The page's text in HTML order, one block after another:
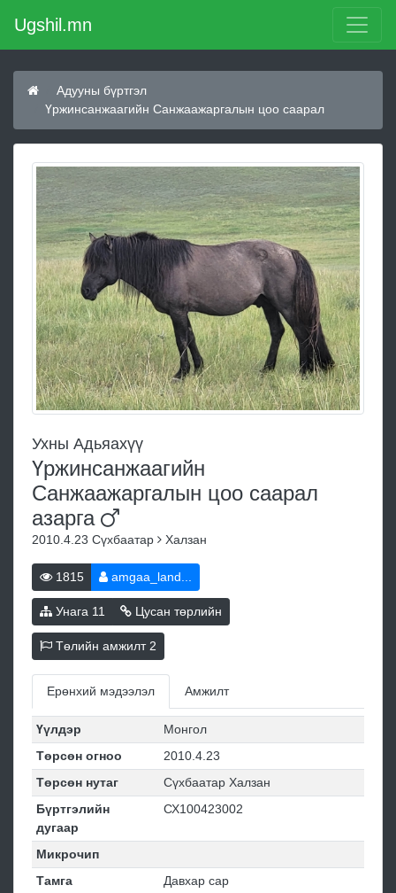
Ugshil.mn
Адууны бүртгэл
Үржинсанжаагийн Санжаажаргалын цоо саарал
Ухны Адьяахүү
Үржинсанжаагийн
Санжаажаргалын цоо саарал
азарга
2010.4.23 Сүхбаатар Халзан
1815 amgaa_land...
Унага 11 Цусан төрлийн
Төлийн амжилт 2
Ерөнхий мэдээлэл Амжилт
Үүлдэр
Монгол
Төрсөн огноо
2010.4.23
Төрсөн нутаг
Сүхбаатар Халзан
Бүртгэлийн
дугаар
СХ100423002
Микрочип
Тамга
Давхар сар